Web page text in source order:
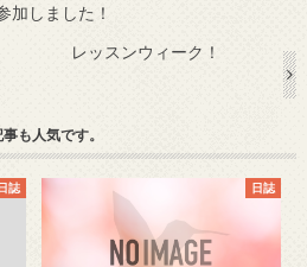
加しました！
レッスンウィーク！
も人気です。
日誌 日誌